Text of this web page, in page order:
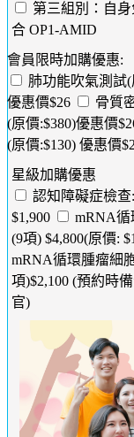
第三組別：自
合 OP1-AMID
會員限時加購優惠:
肺功能吹氣測試(
優惠價$26
骨質
(原價:$380)優惠價
(原價:$130) 優惠價
星級加購優惠
認知障礙症檢查
$1,900
mRNA
(9項) $4,800(原價:
mRNA循環腫瘤細
項)$2,100 (預約時
官)